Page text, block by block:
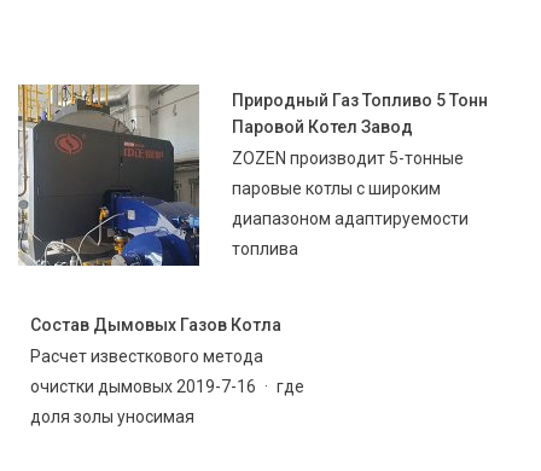
Природный Газ Топливо 5 Тонн
Паровой Котел Завод
ZOZEN производит 5-тонные
паровые котлы с широким
диапазоном адаптируемости
топлива
Состав Дымовых Газов Котла
Расчет известкового метода
очистки дымовых 2019-7-16 · где
доля золы уносимая